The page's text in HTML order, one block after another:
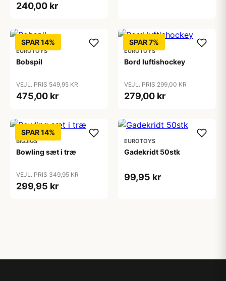
240,00 kr
SPAR 14%
EUROTOYS
Bobspil
VEJL. PRIS 549,95 KR
475,00 kr
SPAR 7%
EUROTOYS
Bord luftishockey
VEJL. PRIS 299,00 KR
279,00 kr
SPAR 14%
BIGJIGS
Bowling sæt i træ
VEJL. PRIS 349,95 KR
299,95 kr
EUROTOYS
Gadekridt 50stk
99,95 kr